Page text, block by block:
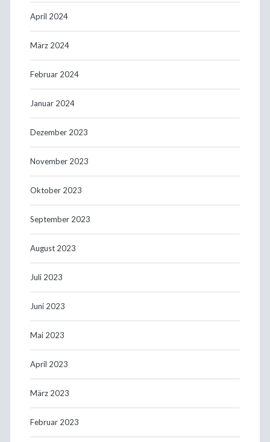
April 2024
März 2024
Februar 2024
Januar 2024
Dezember 2023
November 2023
Oktober 2023
September 2023
August 2023
Juli 2023
Juni 2023
Mai 2023
April 2023
März 2023
Februar 2023